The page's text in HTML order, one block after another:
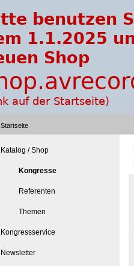
Startseite
Katalog / Shop
Kongresse
Referenten
Themen
Kongressservice
Newsletter